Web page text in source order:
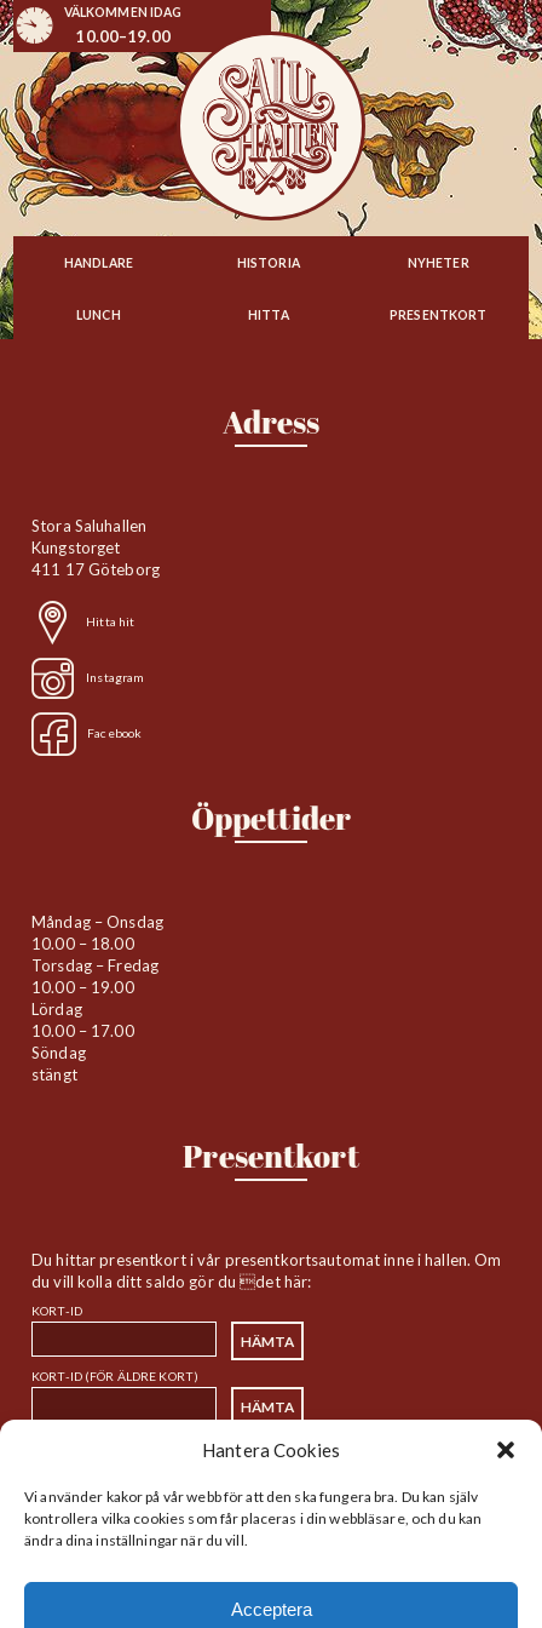
Hantera Cookies
Vi använder kakor på vår webb för att den ska fungera bra. Du kan själv
kontrollera vilka cookies som får placeras i din webbläsare, och du kan
ändra dina inställningar när du vill.
Acceptera
VÄLKOMMEN IDAG
10.00–19.00
HANDLARE HISTORIA NYHETER
LUNCH HITTA PRESENTKORT
Adress
Stora Saluhallen
Kungstorget
411 17 Göteborg
Hitta hit
Instagram
Facebook
Öppettider
Måndag – Onsdag
10.00 – 18.00
Torsdag – Fredag
10.00 – 19.00
Lördag
10.00 – 17.00
Söndag
stängt
Presentkort
Du hittar presentkort i vår presentkortsautomat inne i hallen. Om
du vill kolla ditt saldo gör du det här:
KORT-ID
KORT-ID (FÖR ÄLDRE KORT)
Sitemap
Startsida
Handlare
Lunch